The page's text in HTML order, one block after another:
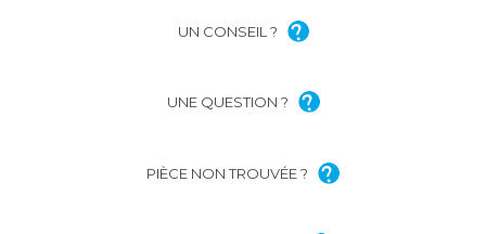
UN CONSEIL ?
UNE QUESTION ?
PIÈCE NON TROUVÉE ?